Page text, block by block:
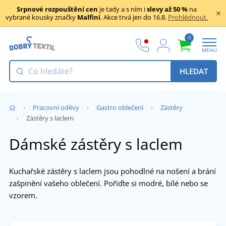
Srpnové rozpouštění cen je tady a s ním islevy až 50 % na
vybrané kousky značky Malfini. Akce trvá jen do 16.8. Prohlédnout.
0
MENU
HLEDAT
Pracovní oděvy Gastro oblečení
Zástěry
Zástěry s laclem
Dámské zástěry s laclem
Kuchařské zástěry s laclem jsou pohodlné na nošení a brání
zašpinění vašeho oblečení. Pořiďte si modré, bílé nebo se
vzorem.